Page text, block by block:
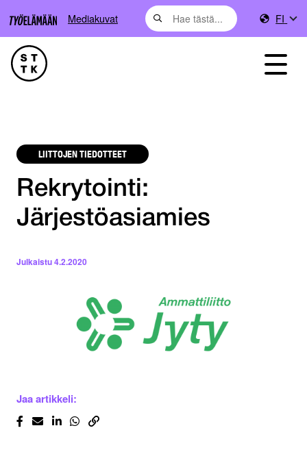
Mediakuvat FI
LIITTOJEN TIEDOTTEET
Rekrytointi:
Järjestöasiamies
Julkaistu4.2.2020
Jaa artikkeli: